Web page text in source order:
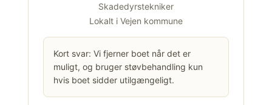
Skadedyrstekniker
Lokalt i Vejen kommune
Kort svar: Vi fjerner boet når det er
muligt, og bruger støvbehandling kun
hvis boet sidder utilgængeligt.